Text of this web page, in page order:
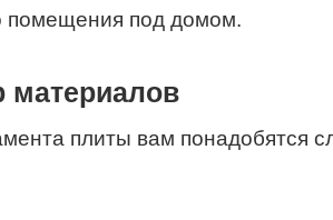
помещения под домом.
материалов
плиты вам понадобятся